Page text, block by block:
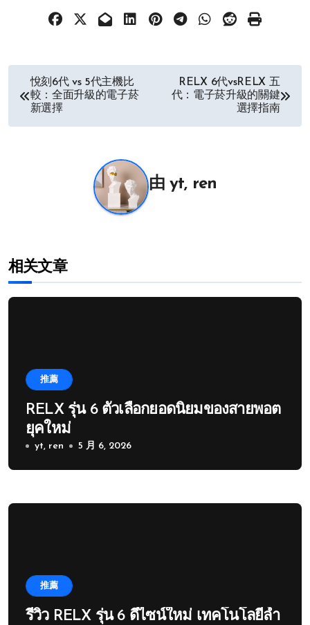
悅刻6代 vs 5代主機比
較：全面升級的電子菸
新選擇
RELX 6代vsRELX 五
代：電子菸升級的關鍵
選擇指南
由yt, ren
相关文章
推薦
RELX รุ่น 6 ตัวเลือกยอดนิยมของสายพอต
ยุคใหม่
yt, ren 5 月 6, 2026
推薦
รีวิว RELX รุ่น 6 ดีไซน์ใหม่ เทคโนโลยีล้ำ